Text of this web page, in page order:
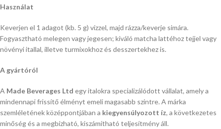
Használat
Keverjen el 1 adagot (kb. 5 g) vízzel, majd rázza/keverje simára.
Fogyasztható melegen vagy jegesen; kiváló matcha lattéhoz tejjel vagy
növényi itallal, illetve turmixokhoz és desszertekhez is.
A gyártóról
A Made Beverages Ltd egy italokra specializálódott vállalat, amely a
mindennapi frissítő élményt emeli magasabb szintre. A márka
szemléletének középpontjában a kiegyensúlyozott íz, a következetes
minőség és a megbízható, kiszámítható teljesítmény áll.